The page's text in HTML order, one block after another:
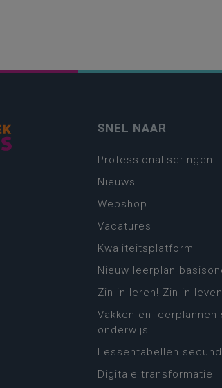
SNEL NAAR
Professionaliseringen
Nieuws
Webshop
Vacatures
Kwaliteitsplatform
Nieuw leerplan
Zin in leren! Zin in
Vakken en leerplannen
onderwijs
Lessentabellen
Digitale transformatie